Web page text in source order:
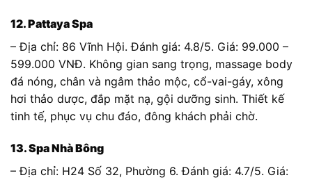
12. Pattaya Spa
– Địa chỉ: 86 Vĩnh Hội. Đánh giá: 4.8/5. Giá: 99.000 –
599.000 VNĐ. Không gian sang trọng, massage body
đá nóng, chân và ngâm thảo mộc, cổ-vai-gáy, xông
hơi thảo dược, đắp mặt nạ, gội dưỡng sinh. Thiết kế
tinh tế, phục vụ chu đáo, đông khách phải chờ.
13. Spa Nhà Bông
– Địa chỉ: H24 Số 32, Phường 6. Đánh giá: 4.7/5. Giá: